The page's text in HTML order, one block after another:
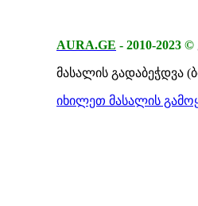
AURA.GE - 2010-2023 ©
მასალის გადაბეჭდვა
იხილეთ მასალის